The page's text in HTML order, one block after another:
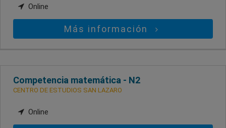
Online
Más información
Competencia matemática - N2
CENTRO DE ESTUDIOS SAN LAZARO
Online